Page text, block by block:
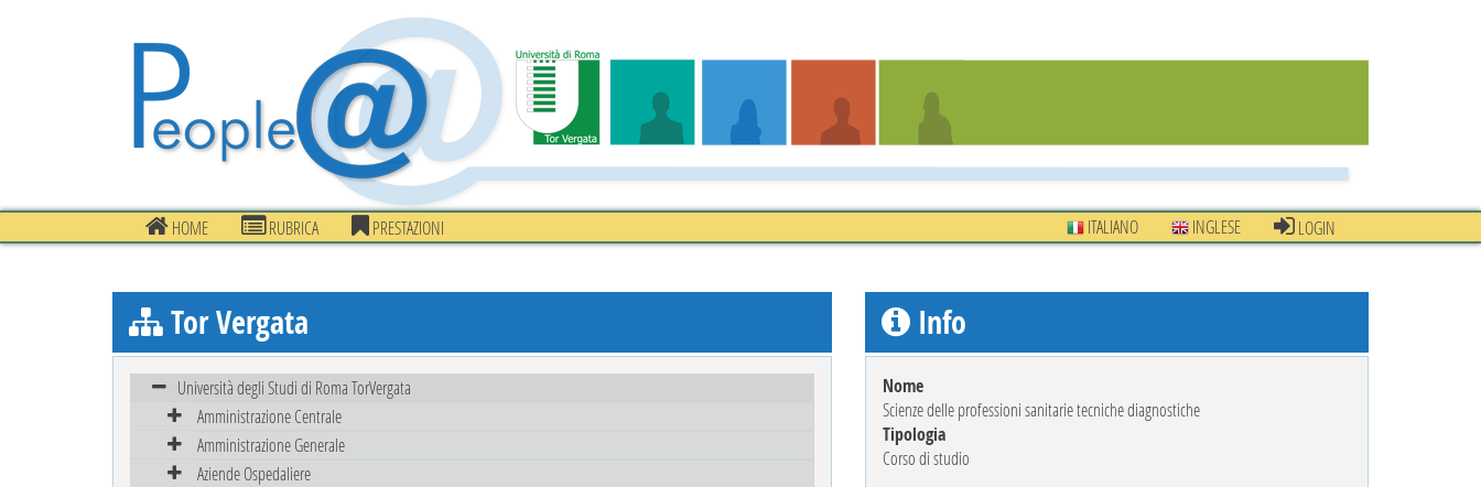
HOME RUBRICA PRESTAZIONI ITALIANO INGLESE LOGIN
Tor Vergata
Università degli Studi di Roma TorVergata
Amministrazione Centrale
Amministrazione Generale
Aziende Ospedaliere
Info
Nome
Scienze delle professioni sanitarie tecniche diagnostiche
Tipologia
Corso di studio